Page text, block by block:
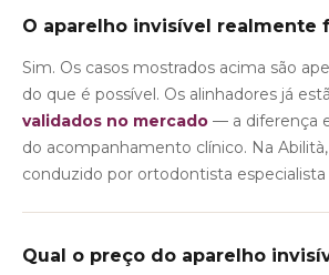
O aparelho invisível realmente
Sim. Os casos mostrados acima são
do que é possível. Os alinhadores já
validados no mercado — a diferença
do acompanhamento clínico. Na
conduzido por ortodontista
Qual o preço do aparelho